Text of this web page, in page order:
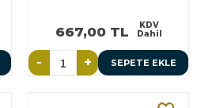
667,00 TL
KDV
Dahil
- + SEPETE EKLE